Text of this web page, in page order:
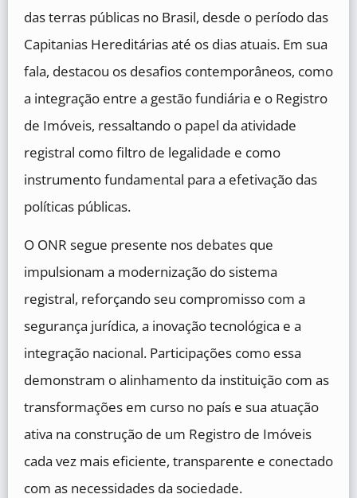
das terras públicas no Brasil, desde o período das
Capitanias Hereditárias até os dias atuais. Em sua
fala, destacou os desafios contemporâneos, como
a integração entre a gestão fundiária e o Registro
de Imóveis, ressaltando o papel da atividade
registral como filtro de legalidade e como
instrumento fundamental para a efetivação das
políticas públicas.
O ONR segue presente nos debates que
impulsionam a modernização do sistema
registral, reforçando seu compromisso com a
segurança jurídica, a inovação tecnológica e a
integração nacional. Participações como essa
demonstram o alinhamento da instituição com as
transformações em curso no país e sua atuação
ativa na construção de um Registro de Imóveis
cada vez mais eficiente, transparente e conectado
com as necessidades da sociedade.